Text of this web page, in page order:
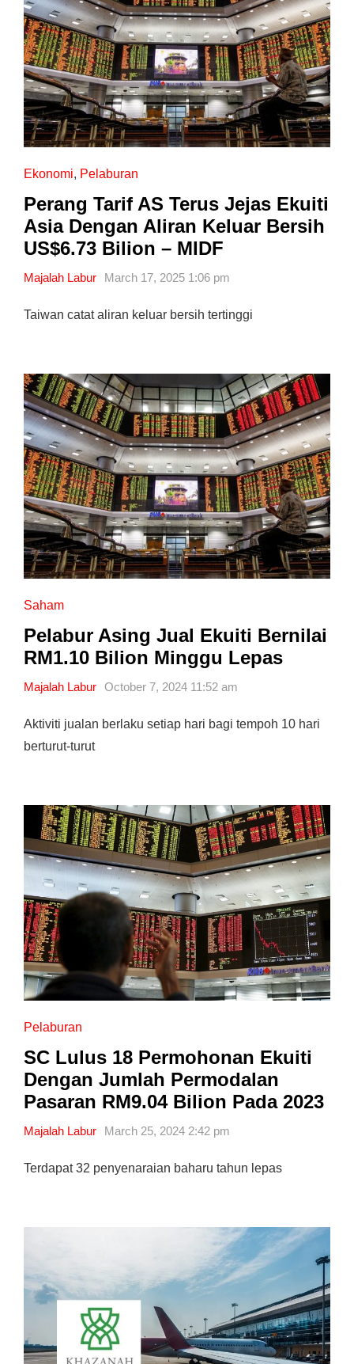
Ekonomi, Pelaburan
Perang Tarif AS Terus Jejas Ekuiti
Asia Dengan Aliran Keluar Bersih
US$6.73 Bilion – MIDF
Majalah Labur March 17, 2025 1:06 pm
Taiwan catat aliran keluar bersih tertinggi
Saham
Pelabur Asing Jual Ekuiti Bernilai
RM1.10 Bilion Minggu Lepas
Majalah Labur October 7, 2024 11:52 am
Aktiviti jualan berlaku setiap hari bagi tempoh 10 hari
berturut-turut
Pelaburan
SC Lulus 18 Permohonan Ekuiti
Dengan Jumlah Permodalan
Pasaran RM9.04 Bilion Pada 2023
Majalah Labur March 25, 2024 2:42 pm
Terdapat 32 penyenaraian baharu tahun lepas